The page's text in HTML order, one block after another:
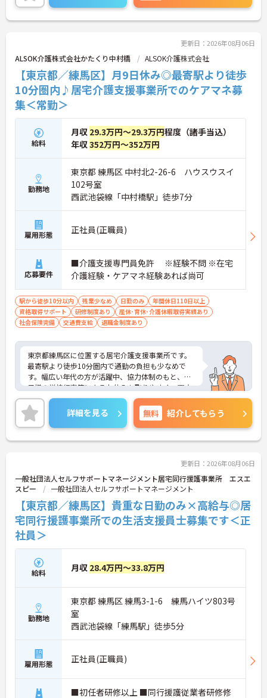
更新日：2026年08月06日
ALSOK介護株式会社かたくり中村橋 ALSOK介護株式会社
【東京都／練馬区】月9日休み◎最寄駅より徒歩
10分圏内♪居宅介護支援事業所でのケアマネ募
集＜常勤＞
給料
月収 29.3万円～29.3万円程度（諸手当込）
年収352万円～352万円
勤務地
東京都 練馬区 中村北2-26-6 ハウスウスイ
102号室
西武池袋線「中村橋駅」徒歩7分
雇用形態 正社員(正職員)
応募要件
■介護支援専門員免許 ※経験不問 ※在宅
介護経験・ケアマネ経験あれば尚可
駅から徒歩10分以内 残業少なめ 日勤のみ
年間休日110日以上
資格取得サポート
研修制度あり
産休･育休･介護休暇取得実績あり
社会保険完備
交通費支給 退職金制度あり
東京都練馬区に位置する居宅介護支援事業所です。
最寄駅より徒歩10分圏内で通勤の負担も少なめで
す。幅広い年代の方が活躍中、協力体制のもと、お
子様の学校行事等によるお休みも取りやすく、両立
もしやすい環境です。月9日休み、17時台定時で残
業は基本ありません。ご興味のある方には、面接対
策ポイントなど、さらに詳細をお話しいたしますの
でお気軽にご相談ください！
詳細を見る 無料 紹介してもらう
更新日：2026年08月06日
一般社団法人セルフサポートマネージメント居宅同行援護事業所 エスエ
スピー
一般社団法人セルフサポートマネージメント
【東京都／練馬区】貴重な日勤のみ×高給与◎居
宅同行援護事業所での生活支援員士募集です＜正
社員＞
給料 月収 28.4万円～33.8万円
勤務地
東京都 練馬区 練馬3-1-6 練馬ハイツ803号
室
西武池袋線「練馬駅」徒歩5分
雇用形態 正社員(正職員)
■初任者研修以上 ■同行援護従業者研修修